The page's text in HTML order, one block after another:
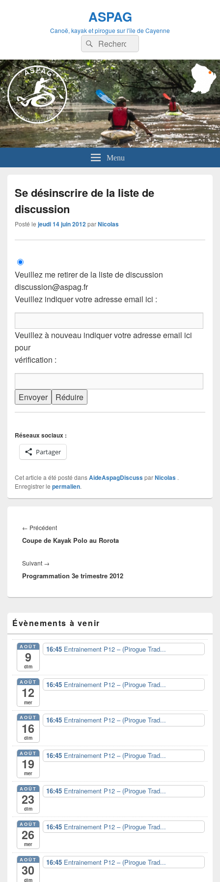
ASPAG
Canoë, kayak et pirogue sur l'île de Cayenne
Recherche :
Rechercher
Menu
Se désinscrire de la liste de
discussion
Posté le jeudi 14 juin 2012 parNicolas
Veuillez me retirer de la liste de discussion
discussion@aspag.fr
Veuillez indiquer votre adresse email ici :
Veuillez à nouveau indiquer votre adresse email ici
pour
vérification :
Réseaux sociaux :
Partager
Cet article a été posté dansAideAspagDiscussparNicolas .
Enregistrer le permalien.
de
l’article
← PrécédentArticle
précédent :
Coupe de Kayak Polo au Rorota
Suivant →
suivant :
Programmation 3e trimestre 2012
principale
de
widget
pour
barre
latérale
Évènements à venir
AOÛT
9
dim
16:45 Entrainement P12 – (Pirogue Trad...
AOÛT
12
mer
16:45 Entrainement P12 – (Pirogue Trad...
AOÛT
16
dim
16:45 Entrainement P12 – (Pirogue Trad...
AOÛT
19
mer
16:45 Entrainement P12 – (Pirogue Trad...
AOÛT
23
dim
16:45 Entrainement P12 – (Pirogue Trad...
AOÛT
26
mer
16:45 Entrainement P12 – (Pirogue Trad...
AOÛT
30
dim
16:45 Entrainement P12 – (Pirogue Trad...